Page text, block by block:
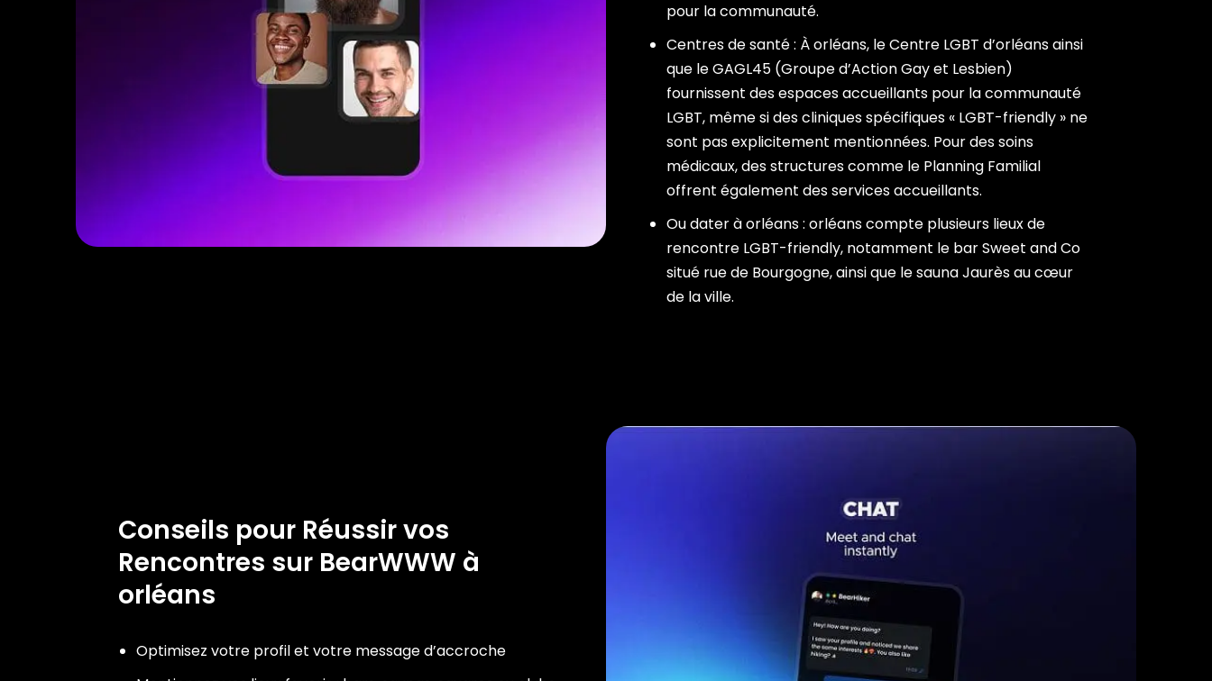
pour la communauté.
Centres de santé : À orléans, le Centre LGBT d’orléans ainsi
que le GAGL45 (Groupe d’Action Gay et Lesbien)
fournissent des espaces accueillants pour la communauté
LGBT, même si des cliniques spécifiques « LGBT-friendly » ne
sont pas explicitement mentionnées. Pour des soins
médicaux, des structures comme le Planning Familial
offrent également des services accueillants.
Ou dater à orléans : orléans compte plusieurs lieux de
rencontre LGBT-friendly, notamment le bar Sweet and Co
situé rue de Bourgogne, ainsi que le sauna Jaurès au cœur
de la ville.
Conseils pour Réussir vos
Rencontres sur BearWWW à
orléans
Optimisez votre profil et votre message d’accroche